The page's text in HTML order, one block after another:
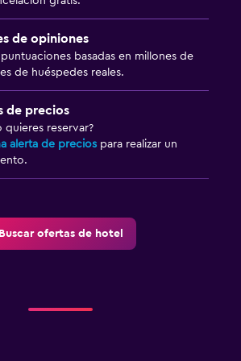
de opiniones
puntuaciones basadas en millones de
de huéspedes reales.
de precios
quieres reservar?
alerta de precios para realizar un
Buscar ofertas de hotel